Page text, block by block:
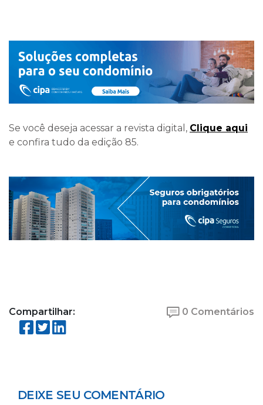
Se você deseja acessar a revista digital, Clique aqui
e confira tudo da edição 85.
Compartilhar: 0 Comentários
DEIXE SEU COMENTÁRIO